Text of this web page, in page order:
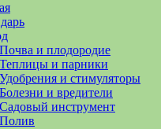
Почва и плодородие
Теплицы и парники
Удобрения и стимуляторы
Болезни и вредители
Садовый инструмент
Полив